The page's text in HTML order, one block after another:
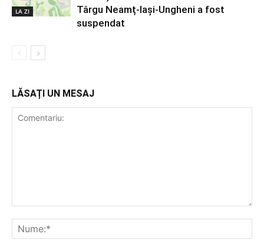
LA ZI
Târgu Neamț-Iași-Ungheni a fost
suspendat
LĂSAȚI UN MESAJ